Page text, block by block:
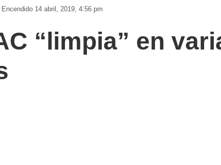
Encendido 14 abril, 2019, 4:56 pm
“limpia” en